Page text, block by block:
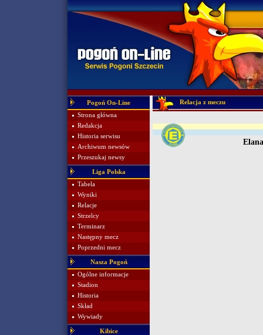
Pogoń On-Line
Strona główna
Redakcja
Historia serwisu
Archiwum newsów
Przeszukaj newsy
Liga Polska
Tabela
Wyniki
Relacje
Strzelcy
Terminarz
Następny mecz
Poprzedni mecz
Nasza Pogoń
Ogólne informacje
Stadion
Historia
Skład
Wywiady
Kibice
Relacja z meczu